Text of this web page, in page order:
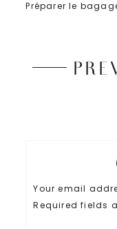
Préparer le
Your email
Required fields